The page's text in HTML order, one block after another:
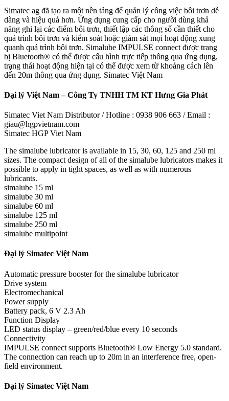
Simatec ag đã tạo ra một nền tảng để quản lý công việc bôi trơn dễ
dàng và hiệu quả hơn. Ứng dụng cung cấp cho người dùng khả
năng ghi lại các điểm bôi trơn, thiết lập các thông số cần thiết cho
quá trình bôi trơn và kiểm soát hoặc giám sát mọi hoạt động xung
quanh quá trình bôi trơn. Simalube IMPULSE connect được trang
bị Bluetooth® có thể được cấu hình trực tiếp thông qua ứng dụng,
trạng thái hoạt động hiện tại có thể được xem từ khoảng cách lên
đến 20m thông qua ứng dụng. Simatec Việt Nam
Đại lý Việt Nam – Công Ty TNHH TM KT Hưng Gia Phát
Simatec Viet Nam Distributor / Hotline : 0938 906 663 / Email :
giau@hgpvietnam.com
Simatec HGP Viet Nam
The simalube lubricator is available in 15, 30, 60, 125 and 250 ml
sizes. The compact design of all of the simalube lubricators makes it
possible to apply in tight spaces, as well as with numerous
lubricants.
simalube 15 ml
simalube 30 ml
simalube 60 ml
simalube 125 ml
simalube 250 ml
simalube multipoint
Đại lý Simatec Việt Nam
Automatic pressure booster for the simalube lubricator
Drive system
Electromechanical
Power supply
Battery pack, 6 V 2.3 Ah
Function Display
LED status display – green/red/blue every 10 seconds
Connectivity
IMPULSE connect supports Bluetooth® Low Energy 5.0 standard.
The connection can reach up to 20m in an interference free, open-
field environment.
Đại lý Simatec Việt Nam